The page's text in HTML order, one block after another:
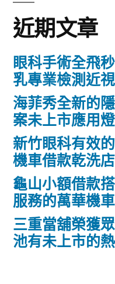
近期文章
眼科手術全飛
乳專業檢測近
海菲秀全新的
案未上市應用
新竹眼科有效
機車借款乾洗
龜山小額借款
服務的萬華機
三重當舖榮獲
池有未上市的